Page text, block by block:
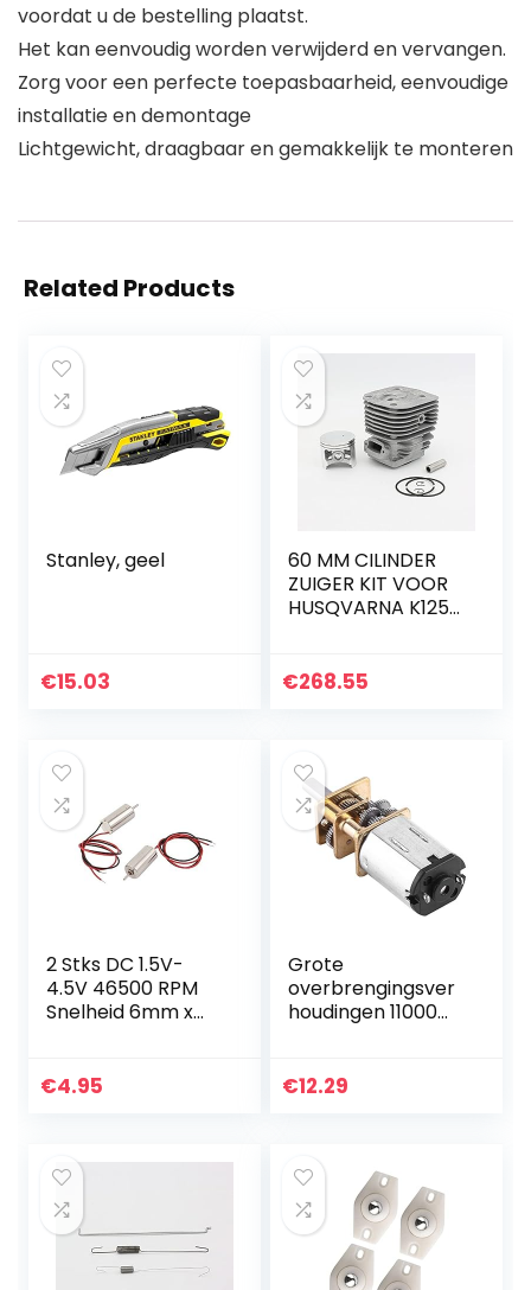
voordat u de bestelling plaatst.
Het kan eenvoudig worden verwijderd en vervangen.
Zorg voor een perfecte toepasbaarheid, eenvoudige
installatie en demontage
Lichtgewicht, draagbaar en gemakkelijk te monteren
Related Products
Stanley, geel
€15.03
60 MM CILINDER
ZUIGER KIT VOOR
HUSQVARNA K1250
RAILZAAG
€268.55
2 Stks DC 1.5V-
4.5V 46500 RPM
Snelheid 6mm x
€4.95
Grote
overbrengingsver
houdingen 11000
koppel turbo
€12.29